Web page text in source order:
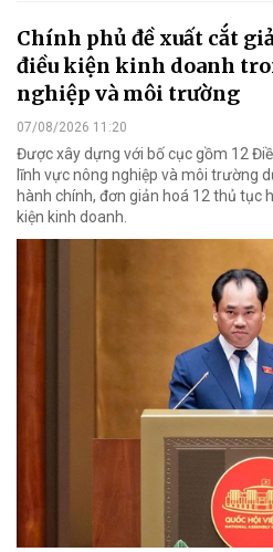
Chính phủ đề xuất cắt
điều kiện kinh doanh
nghiệp và môi trường
07/08/2026 11:20
Được xây dựng với bố cục gồm 12
lĩnh vực nông nghiệp và môi trường
hành chính, đơn giản hoá 12 thủ tục
kiện kinh doanh.